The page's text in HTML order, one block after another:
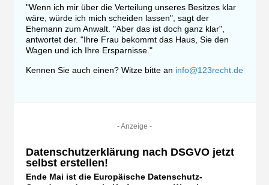
"Wenn ich mir über die Verteilung unseres Besitzes klar
wäre, würde ich mich scheiden lassen", sagt der
Ehemann zum Anwalt. "Aber das ist doch ganz klar",
antwortet der. "Ihre Frau bekommt das Haus, Sie den
Wagen und ich Ihre Ersparnisse."
Kennen Sie auch einen? Witze bitte an info@123recht.de
- Anzeige -
Datenschutzerklärung nach DSGVO jetzt
selbst erstellen!
Ende Mai ist die Europäische Datenschutz-